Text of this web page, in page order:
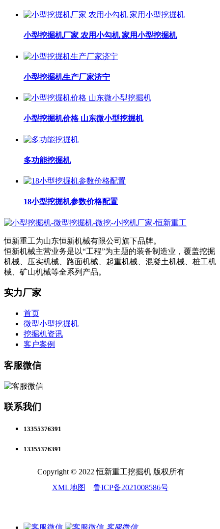
小型挖掘机厂家 农用小勾机 家用小型挖掘机
小型挖掘机生产厂家济宁
小型挖掘机价格 山东微小型挖掘机
多功能挖掘机
18小型挖掘机参数价格配置
恒新重工为山东恒新机械有限公司旗下品牌。
恒新机械主营业务是以“工程”为主题的装备制造业，覆盖挖掘
机械、压实机械、路面机械、起重机械、混凝土机械、桩工机
械、矿山机械等全系列产品。
实力厂家
首页
微型小型挖掘机
挖掘机资讯
客户案例
客服微信
联系我们
13355376391
13355376391
Copyright © 2022 恒新重工挖掘机 版权所有
XML地图
鲁ICP备2021008586号
客服微信